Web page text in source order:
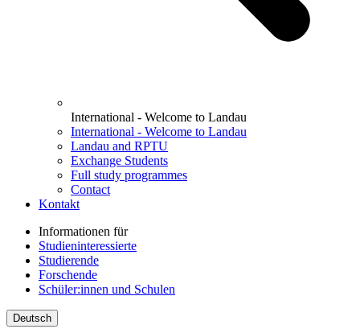
International - Welcome to Landau
International - Welcome to Landau
Landau and RPTU
Exchange Students
Full study programmes
Contact
Kontakt
Informationen für
Studieninteressierte
Studierende
Forschende
Schüler:innen und Schulen
Deutsch